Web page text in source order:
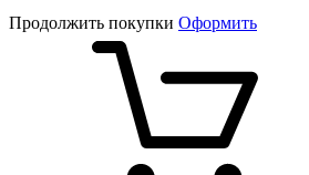
Продолжить покупки Оформить